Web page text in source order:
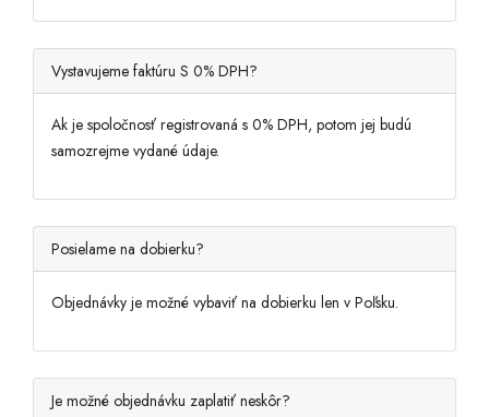
Vystavujeme faktúru S 0% DPH?
Ak je spoločnosť registrovaná s 0% DPH, potom jej budú
samozrejme vydané údaje.
Posielame na dobierku?
Objednávky je možné vybaviť na dobierku len v Poľsku.
Je možné objednávku zaplatiť neskôr?